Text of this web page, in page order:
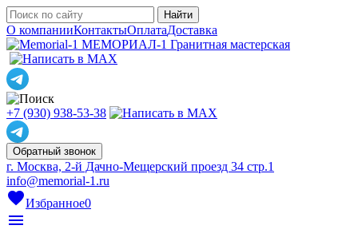
О компанииКонтактыОплатаДоставка
МЕМОРИАЛ-1 Гранитная мастерская
+7 (930) 938-53-38
Обратный звонок
г. Москва, 2-й Дачно-Мещерский проезд 34 стр.1
info@memorial-1.ru
favoriteИзбранное0
menu